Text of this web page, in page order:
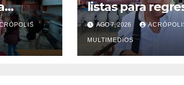
listas para
clases
AGO 7, 2026
MULTIMEDIOS